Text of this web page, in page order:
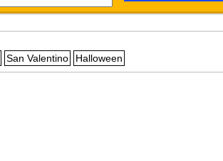
San Valentino Halloween